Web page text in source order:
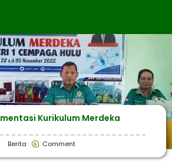
Kurikulum Merdeka
Berita Comment